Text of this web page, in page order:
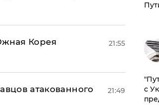
Корея
21:55
атакованного
21:49
с